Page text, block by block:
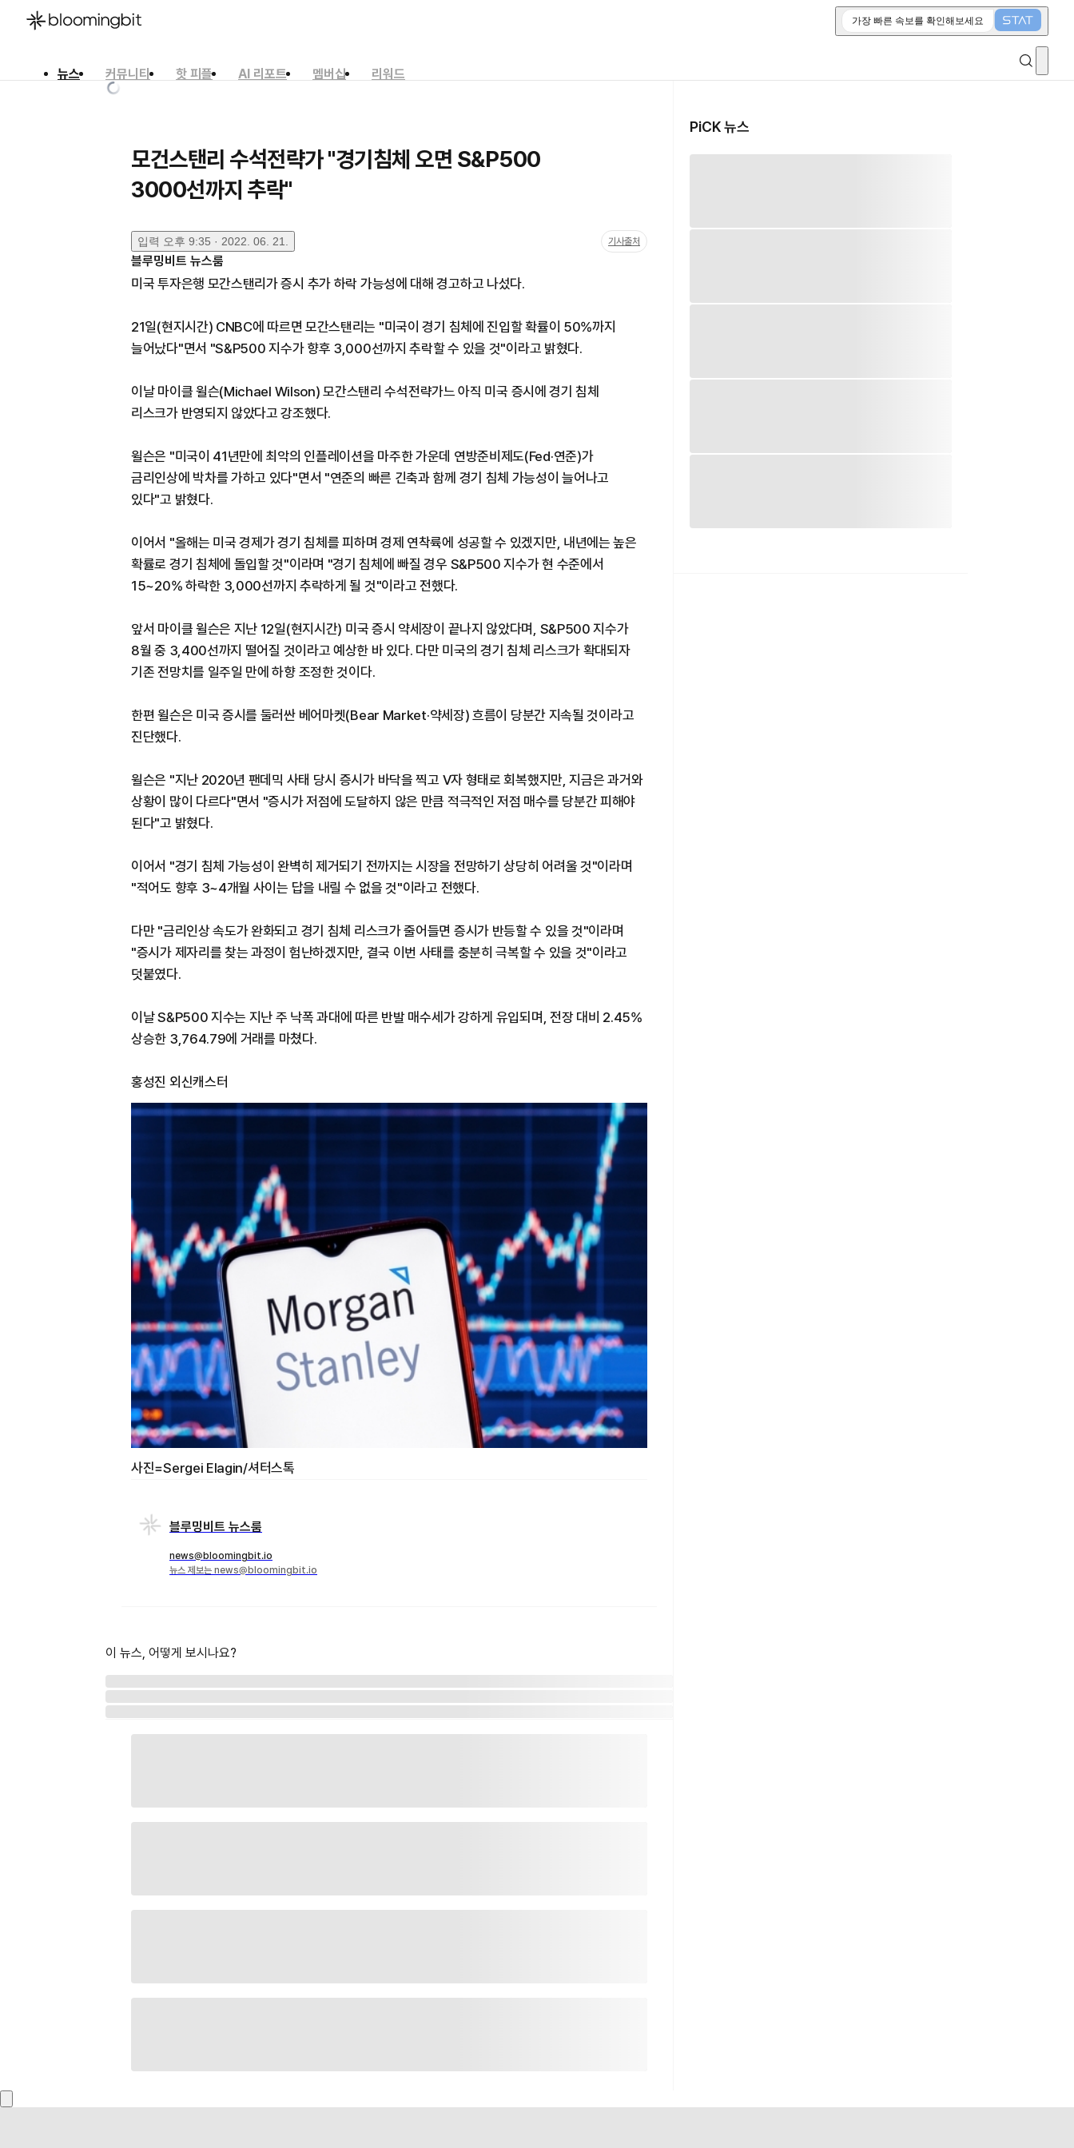
가장 빠른 속보를 확인해보세요
뉴스 커뮤니티 핫 피플 AI 리포트 멤버십
리워드
모건스탠리 수석전략가 "경기침체 오면 S&P500
3000선까지 추락"
입력 오후 9:35 · 2022. 06. 21. 기사출처
블루밍비트 뉴스룸
미국 투자은행 모간스탠리가 증시 추가 하락 가능성에 대해 경고하고 나섰다.
21일(현지시간) CNBC에 따르면 모간스탠리는 "미국이 경기 침체에 진입할 확률이 50%까지
늘어났다"면서 "S&P500 지수가 향후 3,000선까지 추락할 수 있을 것"이라고 밝혔다.
이날 마이클 윌슨(Michael Wilson) 모간스탠리 수석전략가느 아직 미국 증시에 경기 침체
리스크가 반영되지 않았다고 강조했다.
윌슨은 "미국이 41년만에 최악의 인플레이션을 마주한 가운데 연방준비제도(Fed·연준)가
금리인상에 박차를 가하고 있다"면서 "연준의 빠른 긴축과 함께 경기 침체 가능성이 늘어나고
있다"고 밝혔다.
이어서 "올해는 미국 경제가 경기 침체를 피하며 경제 연착륙에 성공할 수 있겠지만, 내년에는 높은
확률로 경기 침체에 돌입할 것"이라며 "경기 침체에 빠질 경우 S&P500 지수가 현 수준에서
15~20% 하락한 3,000선까지 추락하게 될 것"이라고 전했다.
앞서 마이클 윌슨은 지난 12일(현지시간) 미국 증시 약세장이 끝나지 않았다며, S&P500 지수가
8월 중 3,400선까지 떨어질 것이라고 예상한 바 있다. 다만 미국의 경기 침체 리스크가 확대되자
기존 전망치를 일주일 만에 하향 조정한 것이다.
한편 윌슨은 미국 증시를 둘러싼 베어마켓(Bear Market·약세장) 흐름이 당분간 지속될 것이라고
진단했다.
윌슨은 "지난 2020년 팬데믹 사태 당시 증시가 바닥을 찍고 V자 형태로 회복했지만, 지금은 과거와
상황이 많이 다르다"면서 "증시가 저점에 도달하지 않은 만큼 적극적인 저점 매수를 당분간 피해야
된다"고 밝혔다.
이어서 "경기 침체 가능성이 완벽히 제거되기 전까지는 시장을 전망하기 상당히 어려울 것"이라며
"적어도 향후 3~4개월 사이는 답을 내릴 수 없을 것"이라고 전했다.
다만 "금리인상 속도가 완화되고 경기 침체 리스크가 줄어들면 증시가 반등할 수 있을 것"이라며
"증시가 제자리를 찾는 과정이 험난하겠지만, 결국 이번 사태를 충분히 극복할 수 있을 것"이라고
덧붙였다.
이날 S&P500 지수는 지난 주 낙폭 과대에 따른 반발 매수세가 강하게 유입되며, 전장 대비 2.45%
상승한 3,764.79에 거래를 마쳤다.
홍성진 외신캐스터
사진=Sergei Elagin/셔터스톡
블루밍비트 뉴스룸
news@bloomingbit.io
뉴스 제보는 news@bloomingbit.io
이 뉴스, 어떻게 보시나요?
PiCK 뉴스